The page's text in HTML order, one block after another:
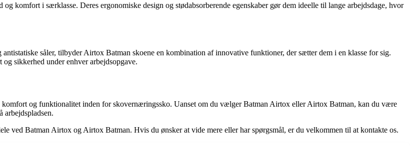
komfort i særklasse. Deres ergonomiske design og stødabsorberende egenskaber gør dem ideelle til lange arbejdsdage, hvor
såler, tilbyder Airtox Batman skoene en kombination af innovative funktioner, der sætter dem i en klasse for sig.
sikkerhed under enhver arbejdsopgave.
og funktionalitet inden for skovernæringssko. Uanset om du vælger Batman Airtox eller Airtox Batman, kan du være
arbejdspladsen.
ved Batman Airtox og Airtox Batman. Hvis du ønsker at vide mere eller har spørgsmål, er du velkommen til at kontakte os.